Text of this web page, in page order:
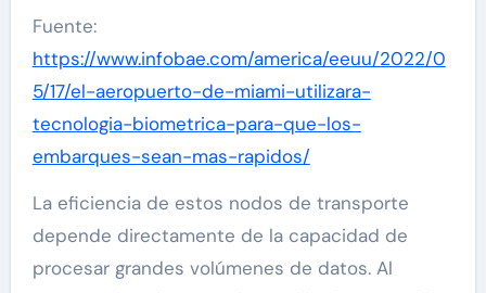
Fuente:
https://www.infobae.com/america/eeuu/2022/0
5/17/el-aeropuerto-de-miami-utilizara-
tecnologia-biometrica-para-que-los-
embarques-sean-mas-rapidos/
La eficiencia de estos nodos de transporte
depende directamente de la capacidad de
procesar grandes volúmenes de datos. Al